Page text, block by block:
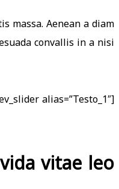
massa. Aenean a diam
convallis in a nisi.
[rev_slider alias=”Testo_1″][/rev_slider]
vitae leo